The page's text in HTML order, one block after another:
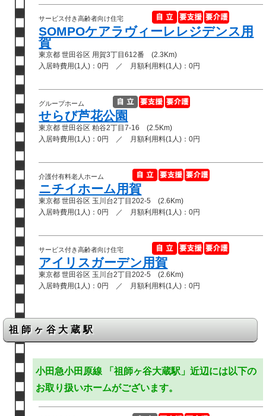
サービス付き高齢者向け住宅
SOMPOケアラヴィーレレジデンス用
賀
東京都 世田谷区 用賀3丁目612番 (2.3Km)
入居時費用(1人)：0円 ／ 月額利用料(1人)：0円
グループホーム
せらび芦花公園
東京都 世田谷区 粕谷2丁目7-16 (2.5Km)
入居時費用(1人)：0円 ／ 月額利用料(1人)：0円
介護付有料老人ホーム
ニチイホーム用賀
東京都 世田谷区 玉川台2丁目202-5 (2.6Km)
入居時費用(1人)：0円 ／ 月額利用料(1人)：0円
サービス付き高齢者向け住宅
アイリスガーデン用賀
東京都 世田谷区 玉川台2丁目202-5 (2.6Km)
入居時費用(1人)：0円 ／ 月額利用料(1人)：0円
祖師ヶ谷大蔵駅
小田急小田原線 「祖師ヶ谷大蔵駅」近辺には以下の
お取り扱いホームがございます。